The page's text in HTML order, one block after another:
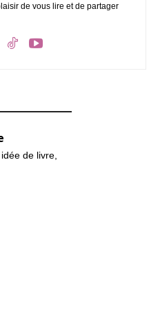
de vous lire et de partager
de livre,